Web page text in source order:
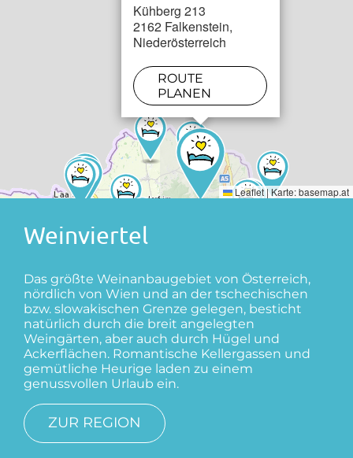
Kühberg 213
2162 Falkenstein,
Niederösterreich
ROUTE
PLANEN
Leaflet|Karte:basemap.at
Weinviertel
Das größte Weinanbaugebiet von Österreich,
nördlich von Wien und an der tschechischen
bzw. slowakischen Grenze gelegen, besticht
natürlich durch die breit angelegten
Weingärten, aber auch durch Hügel und
Ackerflächen. Romantische Kellergassen und
gemütliche Heurige laden zu einem
genussvollen Urlaub ein.
ZUR REGION